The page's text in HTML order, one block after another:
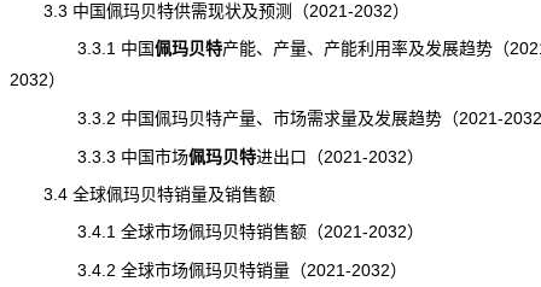
3.3 中国佩玛贝特供需现状及预测（2021-2032）
3.3.1 中国佩玛贝特产能、产量、产能利用率及发展趋势（
2032）
3.3.2 中国佩玛贝特产量、市场需求量及发展趋势（2021-
3.3.3 中国市场佩玛贝特进出口 （2021-2032）
3.4 全球佩玛贝特销量及销售额
3.4.1 全球市场佩玛贝特销售额（2021-2032）
3.4.2 全球市场佩玛贝特销量（2021-2032）